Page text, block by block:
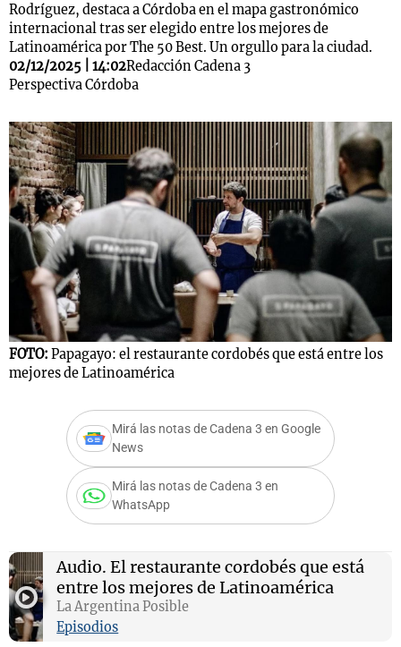
Rodríguez, destaca a Córdoba en el mapa gastronómico
internacional tras ser elegido entre los mejores de
Latinoamérica por The 50 Best. Un orgullo para la ciudad.
02/12/2025 | 14:02Redacción Cadena 3
Perspectiva Córdoba
FOTO: Papagayo: el restaurante cordobés que está entre los
mejores de Latinoamérica
Mirá las notas de Cadena 3 en Google
News
Mirá las notas de Cadena 3 en
WhatsApp
Audio. El restaurante cordobés que está
entre los mejores de Latinoamérica
La Argentina Posible
Episodios
Notas
Notas